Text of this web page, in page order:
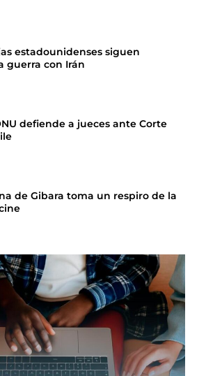
estadounidenses siguen
guerra con Irán
defiende a jueces ante Corte
de Gibara toma un respiro de la